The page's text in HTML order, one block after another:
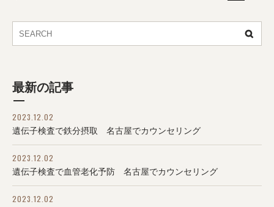
最新の記事
2023.12.02
遺伝子検査で鉄分摂取 名古屋でカウンセリング
2023.12.02
遺伝子検査で血管老化予防 名古屋でカウンセリング
2023.12.02